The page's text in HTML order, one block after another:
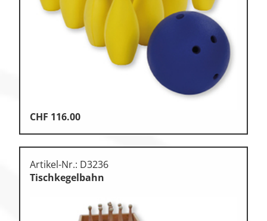
CHF 116.00
Artikel-Nr.: D3236
Tischkegelbahn